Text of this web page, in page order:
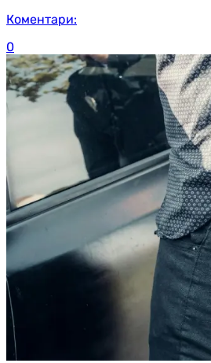
Коментари:
0